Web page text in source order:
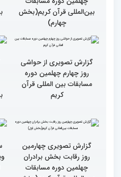
گزارش تصویری چهارمین
روز رقابت بخش برادران
چهلمین دوره مسابقات
بین‌المللی قرآن کریم(بخش
چهارم)
گزارش تصویری از حواشی
مسابقات بین المللی قرآن
کریم